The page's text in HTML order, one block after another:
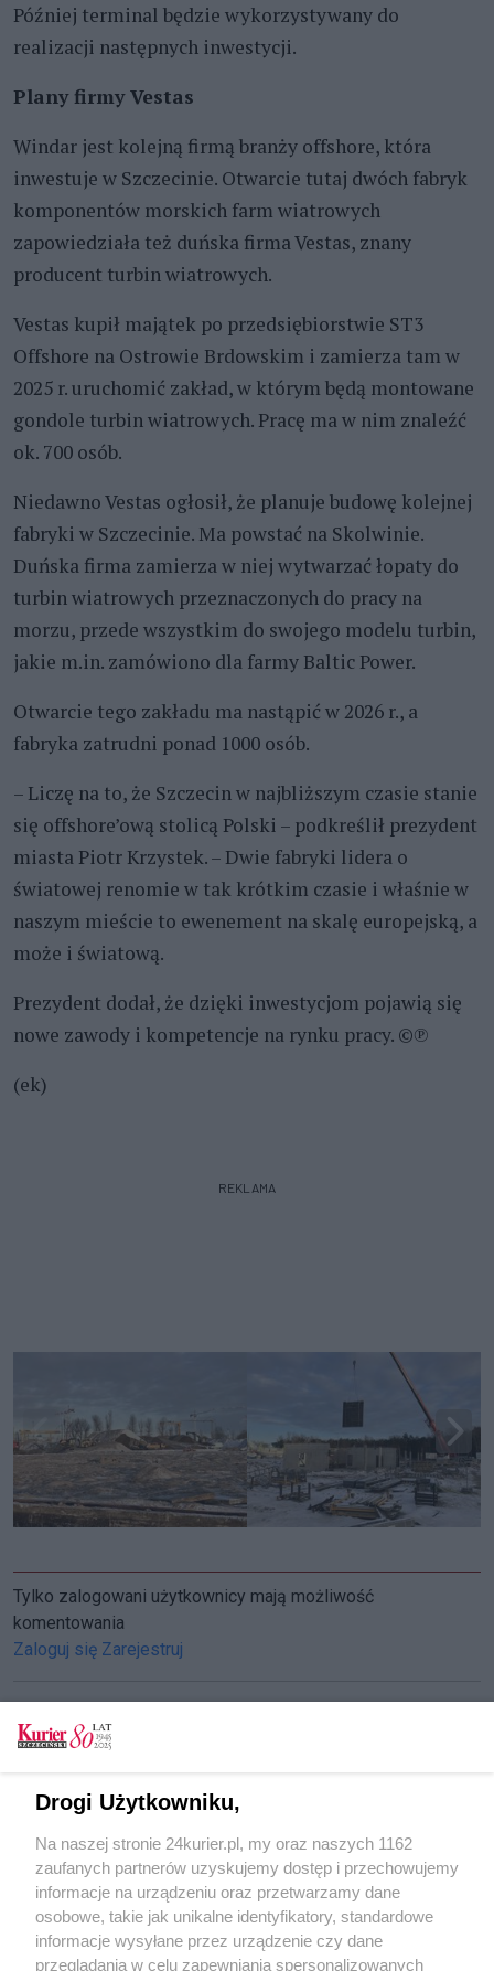
Później terminal będzie wykorzystywany do
realizacji następnych inwestycji.
Plany firmy Vestas
Windar jest kolejną firmą branży offshore, która
inwestuje w Szczecinie. Otwarcie tutaj dwóch fabryk
komponentów morskich farm wiatrowych
zapowiedziała też duńska firma Vestas, znany
producent turbin wiatrowych.
Vestas kupił majątek po przedsiębiorstwie ST3
Offshore na Ostrowie Brdowskim i zamierza tam w
2025 r. uruchomić zakład, w którym będą montowane
gondole turbin wiatrowych. Pracę ma w nim znaleźć
ok. 700 osób.
Niedawno Vestas ogłosił, że planuje budowę kolejnej
fabryki w Szczecinie. Ma powstać na Skolwinie.
Duńska firma zamierza w niej wytwarzać łopaty do
turbin wiatrowych przeznaczonych do pracy na
morzu, przede wszystkim do swojego modelu turbin,
jakie m.in. zamówiono dla farmy Baltic Power.
Otwarcie tego zakładu ma nastąpić w 2026 r., a
fabryka zatrudni ponad 1000 osób.
– Liczę na to, że Szczecin w najbliższym czasie stanie
się offshore’ową stolicą Polski – podkreślił prezydent
miasta Piotr Krzystek. – Dwie fabryki lidera o
światowej renomie w tak krótkim czasie i właśnie w
naszym mieście to ewenement na skalę europejską, a
może i światową.
Prezydent dodał, że dzięki inwestycjom pojawią się
nowe zawody i kompetencje na rynku pracy. ©℗
(ek)
REKLAMA
Tylko zalogowani użytkownicy mają możliwość
komentowania
Zaloguj się Zarejestruj
Sweco inżynierem kontraktu
PORR zbuduje część hydrotechniczną
Duże zainteresowanie przetargiem
POGODA
Drogi Użytkowniku,
Na naszej stronie 24kurier.pl, my oraz naszych 1162
zaufanych partnerów uzyskujemy dostęp i przechowujemy
informacje na urządzeniu oraz przetwarzamy dane
osobowe, takie jak unikalne identyfikatory, standardowe
informacje wysyłane przez urządzenie czy dane
przeglądania w celu zapewniania spersonalizowanych